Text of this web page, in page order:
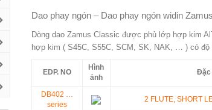
Dao phay ngón – Dao phay ngón widin
Dòng dao Zamus Classic được phủ lớp hợp kim
hợp kim ( S45C, S55C, SCM, SK, NAK, … ) có độ
EDP. NO
Hình
ảnh
Đặc
DB402 …
series
2 FLUTE, SHORT